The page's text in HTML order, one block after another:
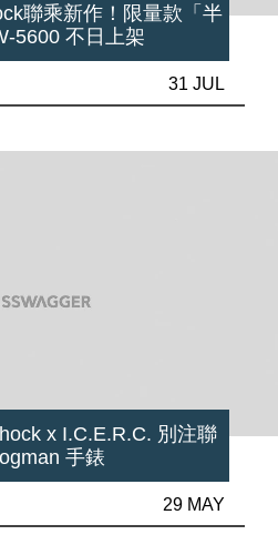
聯乘新作！限量款「半
5600 不日上架
31 JUL
x I.C.E.R.C. 別注聯
手錶
29 MAY